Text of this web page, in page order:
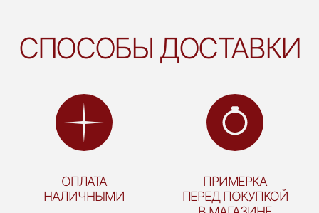
СПОСОБЫ ДОСТАВКИ
ОПЛАТА
НАЛИЧНЫМИ
ПРИМЕРКА
ПЕРЕД ПОКУПКОЙ